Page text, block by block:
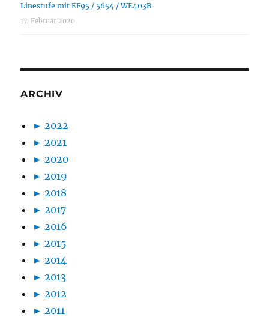
Linestufe mit EF95 / 5654 / WE403B
17. Februar 2020
ARCHIV
► 2022
► 2021
► 2020
► 2019
► 2018
► 2017
► 2016
► 2015
► 2014
► 2013
► 2012
► 2011